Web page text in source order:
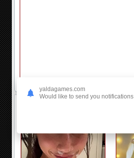
yaldagames.com
Would like to send you notifications